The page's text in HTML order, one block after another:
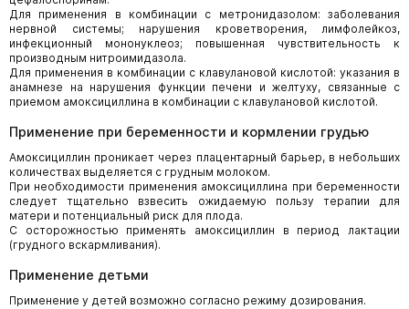
Для применения в комбинации с метронидазолом: заболевания
нервной системы; нарушения кроветворения, лимфолейкоз,
инфекционный мононуклеоз; повышенная чувствительность к
производным нитроимидазола.
Для применения в комбинации с клавулановой кислотой: указания в
анамнезе на нарушения функции печени и желтуху, связанные с
приемом амоксициллина в комбинации с клавулановой кислотой.
Применение при беременности и кормлении грудью
Амоксициллин проникает через плацентарный барьер, в небольших
количествах выделяется с грудным молоком.
При необходимости применения амоксициллина при беременности
следует тщательно взвесить ожидаемую пользу терапии для
матери и потенциальный риск для плода.
С осторожностью применять амоксициллин в период лактации
(грудного вскармливания).
Применение детьми
Применение у детей возможно согласно режиму дозирования.